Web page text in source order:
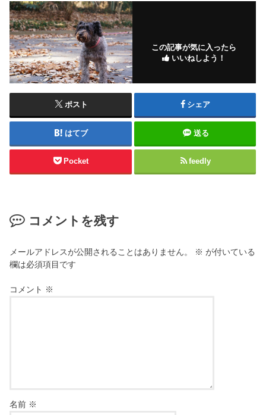
この記事が気に入ったら
いいねしよう！
ポスト シェア
はてブ 送る
Pocket feedly
コメントを残す
メールアドレスが公開されることはありません。 ※ が付いている
欄は必須項目です
コメント ※
名前 ※